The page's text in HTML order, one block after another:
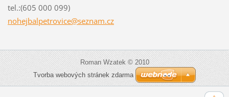
tel.:(605 000 099)
nohejbalpetrovice@seznam.cz
Roman Wzatek © 2010
Tvorba webových stránek zdarma